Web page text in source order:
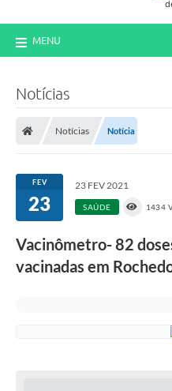
MENU
Notícias
Notícias Notícia
FEV
23
23 FEV 2021
SAÚDE 1434
Vacinômetro- 82
vacinadas em